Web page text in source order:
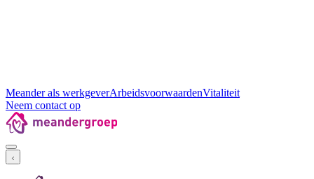
Meander als werkgeverArbeidsvoorwaardenVitaliteit
Neem contact op